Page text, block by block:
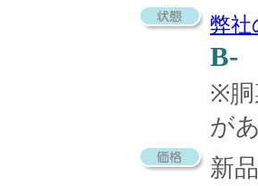
弊社
B-
※胴
が
新